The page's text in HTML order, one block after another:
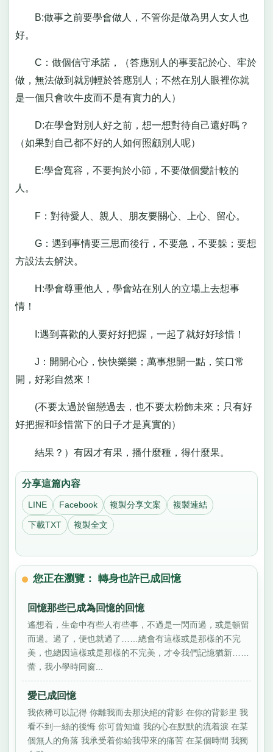
B:做事之前要學會做人，不管你是做為男人女人也
好。
C：做個信守承諾，（答應別人的事要記於心、牢於
做，無法做到就別輕於答應別人；不然在別人眼裡你就
是一個只會吹牛皮而不是有實力的人）
D:在學會對別人好之前，想一想對待自己還好嗎？
（如果對自己都不好的人如何照顧別人呢）
E:學會寬容，不要拘於小節，不要做個愛計較的
人。
F：對待愛人、親人、朋友要關心、上心、留心。
G：遇到事情要三思而後行，不要急，不要躲；要想
方設法去解決。
H:學會尊重他人，學會站在別人的立場上去想事
情！
I:遇到喜歡的人要好好把握，一起了就好好珍惜！
J：開開心心，快快樂樂；萬事想開一點，笑口常
開，好彩自然來！
(不要太過於留戀過去，也不要太粉飾未來；只有好
好把握和珍惜當下的日子才是真實的）
結果？）有因才有果，播什麼種，得什麼果。
分享這篇內容
LINE Facebook 複製分享文案 複製連結
下載TXT 複製全文
您正在瀏覽： 轉身也許已成回憶
回憶那些已成為回憶的回憶
遙想着，生命中有些人有些事，不過是一閃而過，或是頓留
而過。過了，便也就過了……總會有這樣或是那樣的不完
美，也總因這樣或是那樣的不完美，才令我們記憶猶新……
蕾，我小學時同窗...
愛已成回憶
我依稀可以記得 你離我而去那決絕的背影 在你的背影里 我
看不到一絲的後悔 你可曾知道 我的心在默默的流着淚 在某
個無人的角落 我承受着你給我帶來的痛苦 在某個時間 我獨